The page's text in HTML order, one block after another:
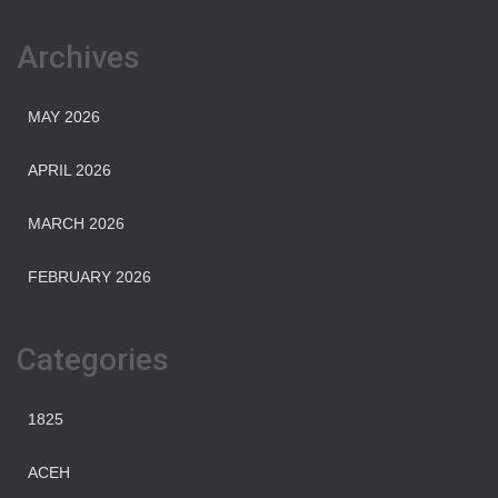
Archives
MAY 2026
APRIL 2026
MARCH 2026
FEBRUARY 2026
Categories
1825
ACEH